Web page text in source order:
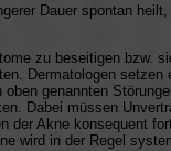
Dauer spontan
zu beseitigen bzw.
Dermatologen
genannten
Dabei müssen
der Akne konsequent
wird in der Regel